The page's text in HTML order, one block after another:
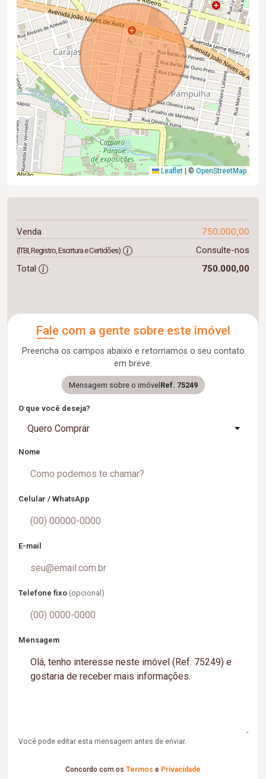
Leaflet © OpenStreetMap
Venda 750.000,00
(ITBI, Registro, Escritura e Certidões)
Consulte-nos
Total
750.000,00
Fale com a gente sobre este imóvel
Preencha os campos abaixo e retornamos o seu contato
em breve.
Mensagem sobre o imóvel Ref. 75249
O que você deseja?
Quero Comprar
Nome
Celular / WhatsApp
E-mail
Telefone fixo (opcional)
Mensagem
Você pode editar esta mensagem antes de enviar.
Concordo com os Termos e Privacidade